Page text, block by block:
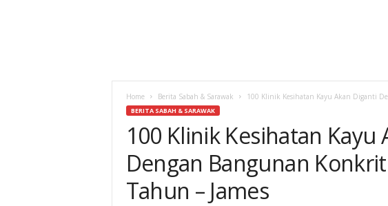
Home Berita Sabah & Sarawak 100 Klinik Kesihatan Kayu Akan Diganti
BERITA SABAH & SARAWAK
100 Klinik Kesihatan Kayu
Dengan Bangunan
Tahun – James